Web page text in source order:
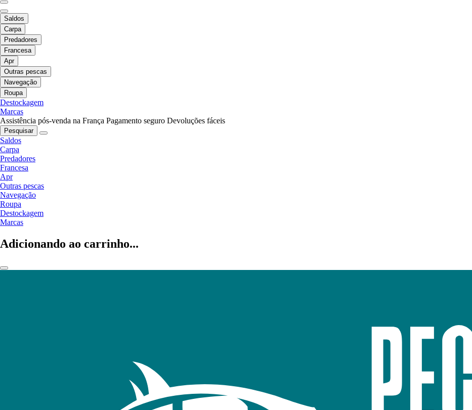
Saldos
Carpa
Predadores
Francesa
Apr
Outras pescas
Navegação
Roupa
Destockagem
Marcas
Assistência pós-venda na França Pagamento seguro Devoluções fáceis
Pesquisar
Saldos
Carpa
Predadores
Francesa
Apr
Outras pescas
Navegação
Roupa
Destockagem
Marcas
Adicionando ao carrinho...